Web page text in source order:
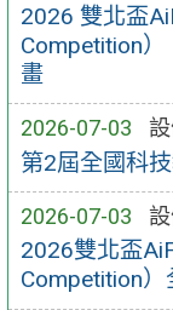
2026 雙北盃
Competition
畫
2026-07-03
第2屆全國科
2026-07-03
2026雙北盃
Competition